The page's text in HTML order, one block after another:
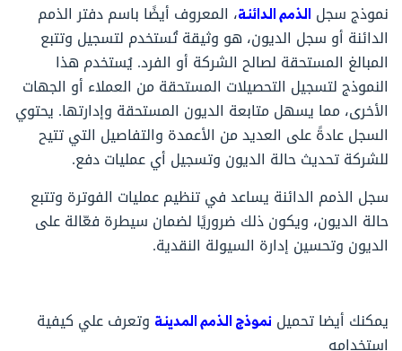
نموذج سجل الذمم الدائنة، المعروف أيضًا باسم دفتر الذمم
الدائنة أو سجل الديون، هو وثيقة تُستخدم لتسجيل وتتبع
المبالغ المستحقة لصالح الشركة أو الفرد. يُستخدم هذا
النموذج لتسجيل التحصيلات المستحقة من العملاء أو الجهات
الأخرى، مما يسهل متابعة الديون المستحقة وإدارتها. يحتوي
السجل عادةً على العديد من الأعمدة والتفاصيل التي تتيح
للشركة تحديث حالة الديون وتسجيل أي عمليات دفع.
سجل الذمم الدائنة يساعد في تنظيم عمليات الفوترة وتتبع
حالة الديون، ويكون ذلك ضروريًا لضمان سيطرة فعّالة على
الديون وتحسين إدارة السيولة النقدية.
يمكنك أيضا تحميل نموذج الذمم المدينة وتعرف علي كيفية
استخدامه